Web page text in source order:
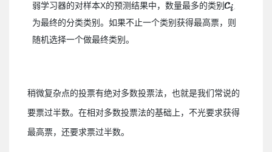
弱学习器的对样本X的预测结果中，数量最多的类别
为最终的分类类别。如果不止一个类别获得最高票，则
随机选择一个做最终类别。
稍微复杂点的投票有绝对多数投票法，也就是我们常说的
要票过半数。在相对多数投票法的基础上，不光要求获得
最高票，还要求票过半数。